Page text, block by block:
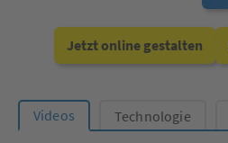
Jetzt online gestalten
Videos Technologie